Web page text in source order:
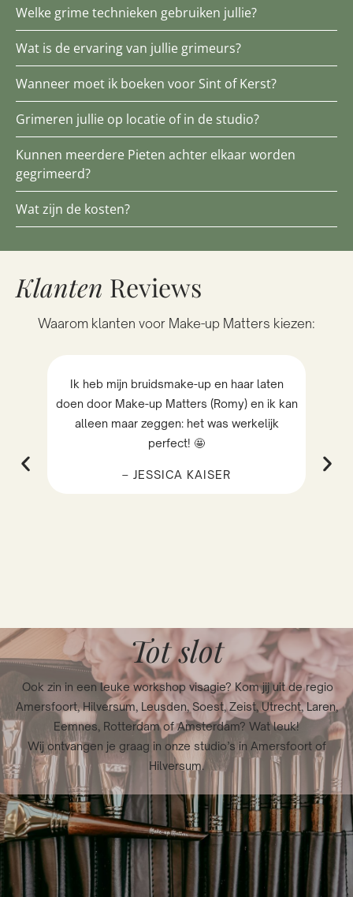
Welke grime technieken gebruiken jullie?
Wat is de ervaring van jullie grimeurs?
Wanneer moet ik boeken voor Sint of Kerst?
Grimeren jullie op locatie of in de studio?
Kunnen meerdere Pieten achter elkaar worden
gegrimeerd?
Wat zijn de kosten?
Klanten Reviews
Waarom klanten voor Make-up Matters kiezen:
Ik heb mijn bruidsmake-up en haar laten
doen door Make-up Matters (Romy) en ik kan
alleen maar zeggen: het was werkelijk
perfect! 🤩
– JESSICA KAISER
Tot slot
Ook zin in een leuke workshop visagie? Kom jij uit de regio
Amersfoort, Hilversum, Leusden, Soest, Zeist, Utrecht, Laren,
Eemnes, Rotterdam of Amsterdam? Wat leuk!
Wij ontvangen je graag in onze studio’s in Amersfoort of
Hilversum.